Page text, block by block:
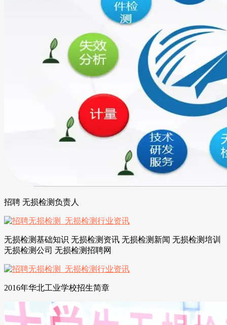
招聘 无损检测负责人
无损检测基础知识 无损检测资讯 无损检测新闻 无损检测培训
无损检测公司 无损检测招聘网
2016年华北工业学校招生简章